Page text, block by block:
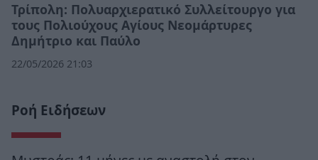
Τρίπολη: Πολυαρχιερατικό Συλλείτουργο για
τους Πολιούχους Αγίους Νεομάρτυρες
Δημήτριο και Παύλο
22/05/2026 21:03
Ροή Ειδήσεων